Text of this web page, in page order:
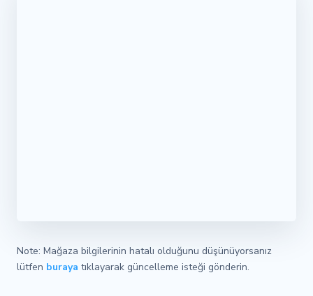
Note: Mağaza bilgilerinin hatalı olduğunu düşünüyorsanız
lütfen buraya tıklayarak güncelleme isteği gönderin.